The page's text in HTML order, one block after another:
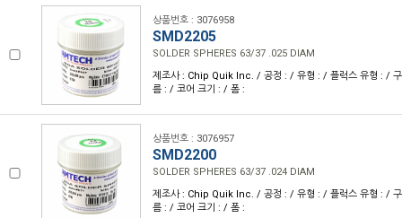
상품번호 : 3076958
SMD2205
SOLDER SPHERES 63/37 .025 DIAM
제조사 : Chip Quik Inc. / 공정 : / 유형 : / 플럭스 유형 : /
름 : / 코어 크기 : / 폼 :
상품번호 : 3076957
SMD2200
SOLDER SPHERES 63/37 .024 DIAM
제조사 : Chip Quik Inc. / 공정 : / 유형 : / 플럭스 유형 : /
름 : / 코어 크기 : / 폼 :